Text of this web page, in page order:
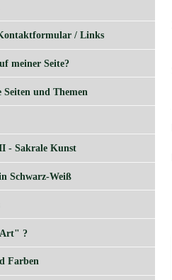
/ Links
meiner Seite?
Seiten und Themen
- Sakrale Kunst
Schwarz-Weiß
?
Farben